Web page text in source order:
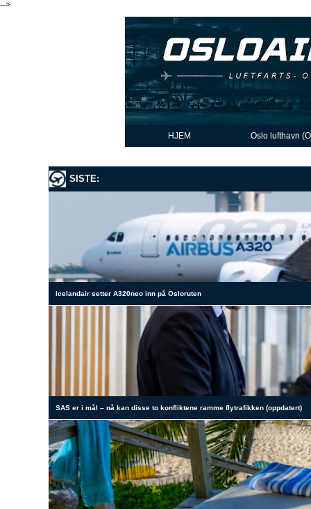
-->
HJEM Oslo lufthavn
SISTE:
Icelandair setter A320neo inn på Osloruten
SAS er i mål – nå kan disse to konfliktene ramme flytrafikken (oppdatert)